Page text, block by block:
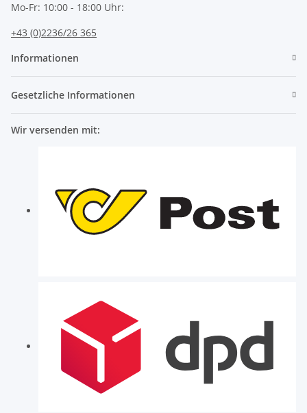
Mo-Fr: 10:00 - 18:00 Uhr:
+43 (0)2236/26 365
Informationen
Gesetzliche Informationen
Wir versenden mit: